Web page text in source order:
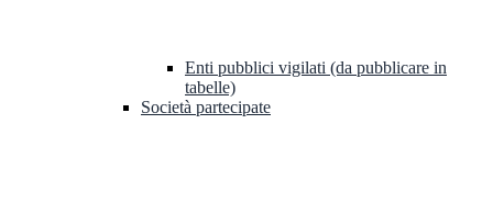
Enti pubblici vigilati (da pubblicare in
tabelle)
Società partecipate